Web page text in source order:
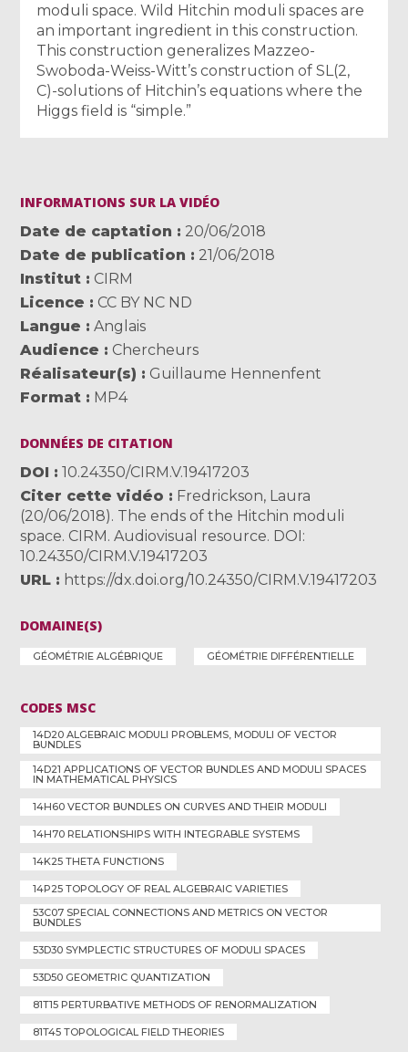
moduli space. Wild Hitchin moduli spaces are
an important ingredient in this construction.
This construction generalizes Mazzeo-
Swoboda-Weiss-Witt’s construction of SL(2,
C)-solutions of Hitchin’s equations where the
Higgs field is “simple.”
INFORMATIONS SUR LA VIDÉO
Date de captation
20/06/2018
Date de publication
21/06/2018
Institut
CIRM
Licence
CC BY NC ND
Langue
Anglais
Audience
Chercheurs
Réalisateur(s)
Guillaume Hennenfent
Format
MP4
DONNÉES DE CITATION
DOI
10.24350/CIRM.V.19417203
Citer cette vidéo
Fredrickson, Laura
(20/06/2018). The ends of the Hitchin moduli
space. CIRM. Audiovisual resource. DOI:
10.24350/CIRM.V.19417203
URL
https://dx.doi.org/10.24350/CIRM.V.19417203
DOMAINE(S)
GÉOMÉTRIE ALGÉBRIQUE GÉOMÉTRIE DIFFÉRENTIELLE
CODES MSC
14D20 ALGEBRAIC MODULI PROBLEMS, MODULI OF VECTOR
BUNDLES
14D21 APPLICATIONS OF VECTOR BUNDLES AND MODULI SPACES
IN MATHEMATICAL PHYSICS
14H60 VECTOR BUNDLES ON CURVES AND THEIR MODULI
14H70 RELATIONSHIPS WITH INTEGRABLE SYSTEMS
14K25 THETA FUNCTIONS
14P25 TOPOLOGY OF REAL ALGEBRAIC VARIETIES
53C07 SPECIAL CONNECTIONS AND METRICS ON VECTOR
BUNDLES
53D30 SYMPLECTIC STRUCTURES OF MODULI SPACES
53D50 GEOMETRIC QUANTIZATION
81T15 PERTURBATIVE METHODS OF RENORMALIZATION
81T45 TOPOLOGICAL FIELD THEORIES